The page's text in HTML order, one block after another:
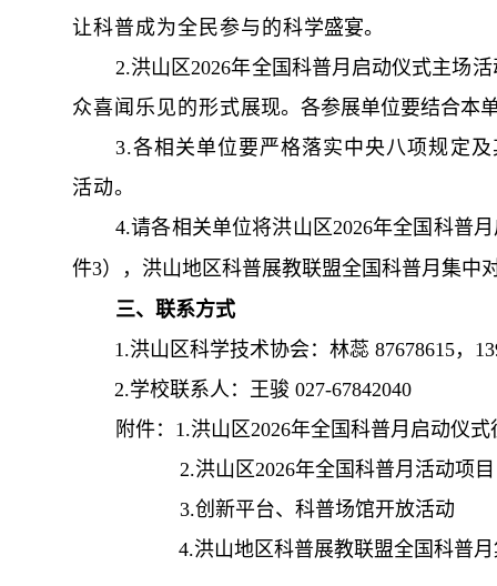
让科普成为全民参与的科学盛宴。
2.洪山区2026年全国科普月启动仪式主场
众喜闻乐见的形式展现。各参展单位要结合本
3.各相关单位要严格落实中央八项规定及
活动。
4.请各相关单位将洪山区2026年全国科普
件3），洪山地区科普展教联盟全国科普月集中
三、 联系方式
1.洪山区科学技术协会：林蕊 87678615，
2.学校联系人： 王骏 027-67842040
附件：1.洪山区2026年全国科普月启动仪式
2.洪山区2026年全国科普月活动项目
3.创新平台、科普场馆开放活动
4.洪山地区科普展教联盟全国科普